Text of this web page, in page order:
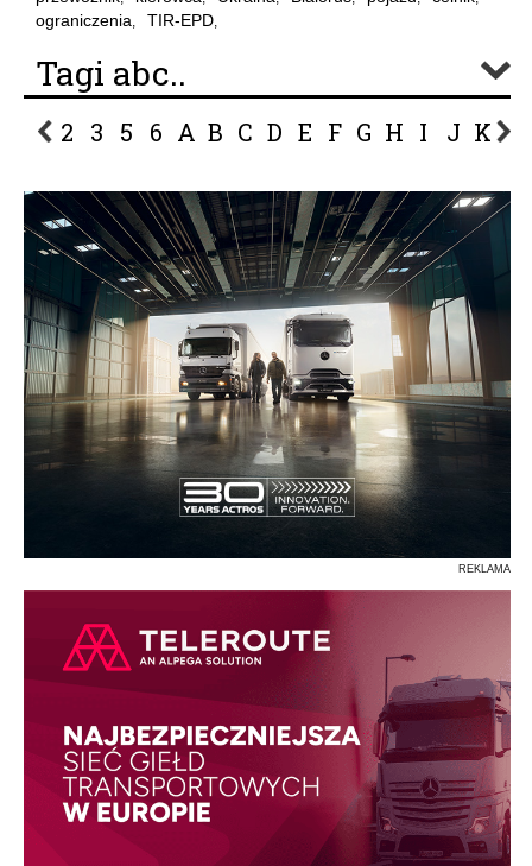
ograniczenia, TIR-EPD,
Tagi abc..
2 3 5 6 A B C D E F G H I J K L
REKLAMA